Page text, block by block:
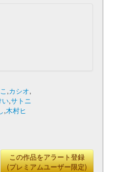
,カシオ,
い,サトニ
,木村ヒ
この作品をアラート登録
(プレミアムユーザー限定)